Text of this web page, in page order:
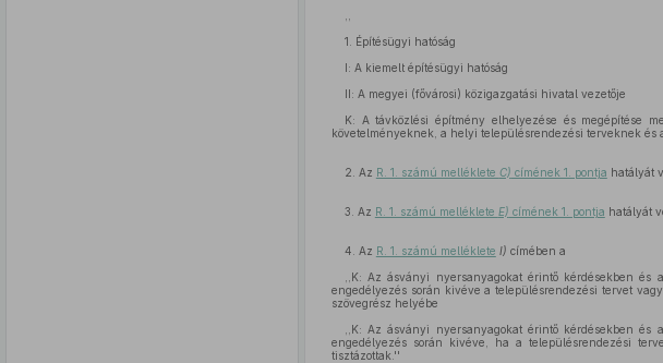
1. Építésügyi hatóság
I: A kiemelt építésügyi hatóság
II: A megyei (fővárosi) közigazgatási hivatal vezetője
K: A távközlési építmény elhelyezése és megépítése
követelményeknek, a helyi településrendezési terveknek és
2. Az R. 1. számú melléklete C) címének 1. pontja hatályát
3. Az R. 1. számú melléklete E) címének 1. pontja hatályát
4. Az R. 1. számú melléklete I) címében a
,,K: Az ásványi nyersanyagokat érintő kérdésekben és
engedélyezés során kivéve a településrendezési tervet
szövegrész helyébe
,,K: Az ásványi nyersanyagokat érintő kérdésekben és
engedélyezés során kivéve, ha a településrendezési
tisztázottak.''